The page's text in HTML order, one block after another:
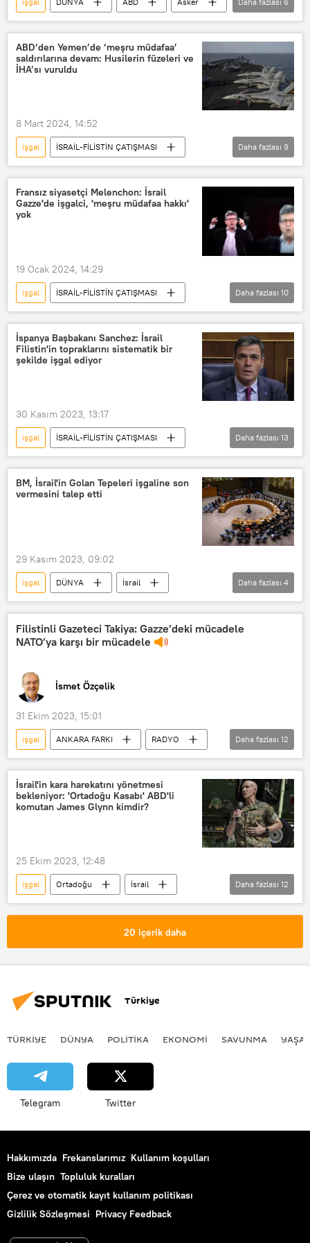
asker çekme
Afrika
Nijer
Pentagon
Amerikan Savunma Bakanlığı (Pentagon)
ABD’den Yemen’de ‘meşru müdafaa’
saldırılarına devam: Husilerin füzeleri ve
İHA’sı vuruldu
8 Mart 2024, 14:52
işgal
İSRAİL-FİLİSTİN ÇATIŞMASI
Hamas
Yemen
Husiler
meşru müdafaa
ABD
Füze
İHA Kızıldeniz
Daha fazlası 9
Fransız siyasetçi Melenchon: İsrail
Gazze'de işgalci, 'meşru müdafaa hakkı'
yok
19 Ocak 2024, 14:29
işgal
İSRAİL-FİLİSTİN ÇATIŞMASI
Jean-Luc Melenchon
İsrail
İsrail-Filistin
Filistin
İsrail-Filistin sorunu
Soykırım
Daha fazlası 10
İspanya Başbakanı Sanchez: İsrail
Filistin'in topraklarını sistematik bir
şekilde işgal ediyor
30 Kasım 2023, 13:17
işgal
İSRAİL-FİLİSTİN ÇATIŞMASI
İspanya
İspanya Başbakanı Pedro Sanchez
İsrail
İsrail-Filistin
Lübnan
Ürdün
Akdeniz
Daha fazlası 13
BM, İsrail'in Golan Tepeleri işgaline son
vermesini talep etti
29 Kasım 2023, 09:02
işgal DÜNYA
İsrail
Suriye
Birleşmiş Milletler (BM)
Golan Tepeleri
Yahudi yerleşim birimleri
Daha fazlası 4
Filistinli Gazeteci Takiya: Gazze’deki mücadele
NATO’ya karşı bir mücadele
İsmet Özçelik
31 Ekim 2023, 15:01
işgal ANKARA FARKI
RADYO
Gazze
İsrail-Filistin
NATO
ABD
Tank
Çatışma
silahlı çatışma
Bomba
Daha fazlası 12
İsrail'in kara harekatını yönetmesi
bekleniyor: 'Ortadoğu Kasabı' ABD'li
komutan James Glynn kimdir?
25 Ekim 2023, 12:48
işgal Ortadoğu
İsrail
İsrail-Filistin
Filistin
İsrail ordusu (IDF)
İsrail ordusu
DÜNYA
İrak
Irak işgali
Daha fazlası 12
20 içerik daha
Türkiye
TÜRKIYE DÜNYA POLİTİKA EKONOMİ SAVUNMA
Telegram Twitter
Hakkımızda Frekanslarımız Kullanım koşulları
Bize ulaşın Topluluk kuralları
Çerez ve otomatik kayıt kullanım politikası
Gizlilik Sözleşmesi Privacy Feedback